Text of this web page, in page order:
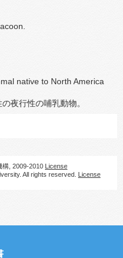
native to North America
夜行性の哺乳動物。
構, 2009-2010 License
All rights reserved. License